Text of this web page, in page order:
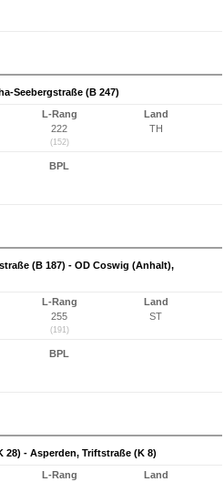
Seebergstraße (B 247)
L-Rang
222
(152)
Land
TH
BPL
(B 187) - OD Coswig (Anhalt),
L-Rang
255
(191)
Land
ST
BPL
28) - Asperden, Triftstraße (K 8)
L-Rang
Land